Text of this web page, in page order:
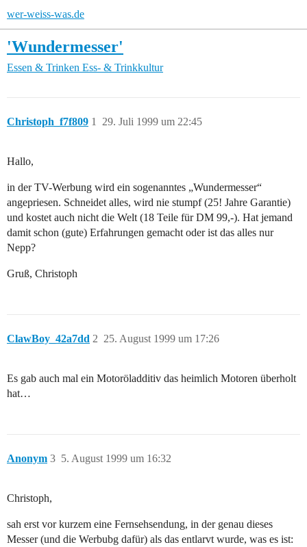
wer-weiss-was.de
'Wundermesser'
Essen & Trinken Ess- & Trinkkultur
Christoph_f7f809 29. Juli 1999 um 22:45
1
Hallo,
in der TV-Werbung wird ein sogenanntes „Wundermesser“
angepriesen. Schneidet alles, wird nie stumpf (25! Jahre Garantie)
und kostet auch nicht die Welt (18 Teile für DM 99,-). Hat jemand
damit schon (gute) Erfahrungen gemacht oder ist das alles nur
Nepp?
Gruß, Christoph
ClawBoy_42a7dd 25. August 1999 um 17:26
2
Es gab auch mal ein Motoröladditiv das heimlich Motoren überholt
hat…
Anonym 5. August 1999 um 16:32
3
Christoph,
sah erst vor kurzem eine Fernsehsendung, in der genau dieses
Messer (und die Werbubg dafür) als das entlarvt wurde, was es ist: